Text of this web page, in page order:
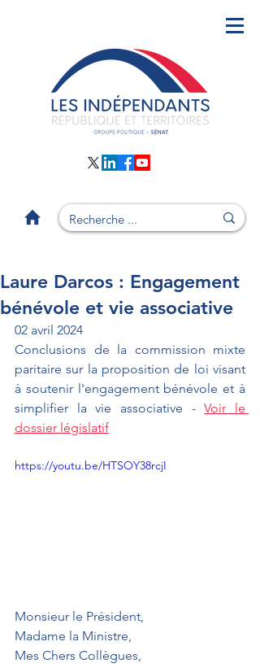
Laure Darcos : Engagement
bénévole et vie associative
02 avril 2024
Conclusions de la commission mixte
paritaire sur la proposition de loi visant
à soutenir l'engagement bénévole et à
simplifier la vie associative - Voir le
dossier législatif
https://youtu.be/HTSOY38rcjI
Monsieur le Président,
Madame la Ministre,
Mes Chers Collègues,